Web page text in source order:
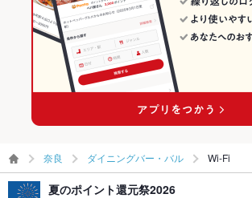
奈良 ダイニングバー・バル Wi-Fi
夏のポイント還元祭2026